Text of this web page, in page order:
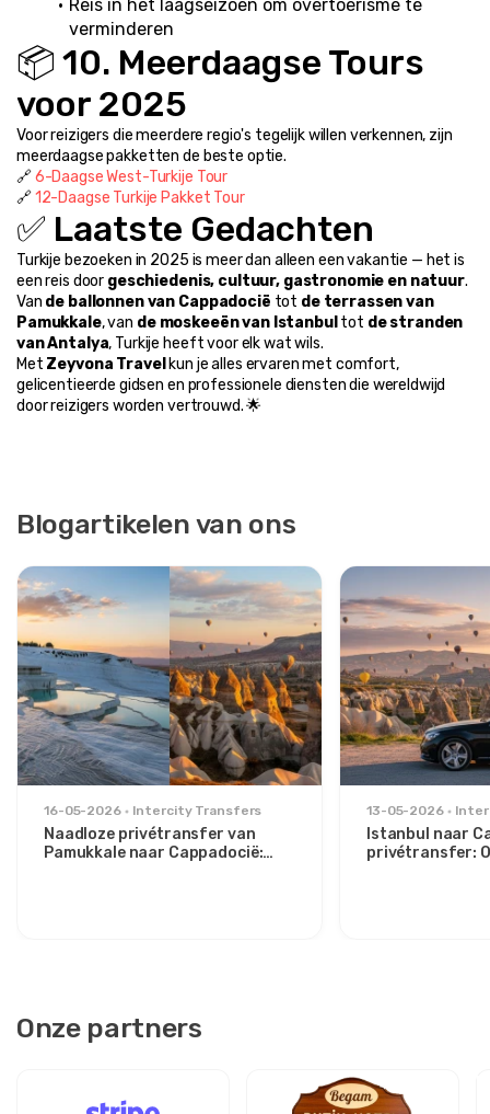
Reis in het laagseizoen om overtoerisme te
verminderen
📦 10. Meerdaagse Tours
voor 2025
Voor reizigers die meerdere regio's tegelijk willen verkennen, zijn
meerdaagse pakketten de beste optie.
🔗 6-Daagse West-Turkije Tour
🔗 12-Daagse Turkije Pakket Tour
✅ Laatste Gedachten
Turkije bezoeken in 2025 is meer dan alleen een vakantie — het is
een reis door geschiedenis, cultuur, gastronomie en natuur.
Van de ballonnen van Cappadocië tot de terrassen van
Pamukkale, van de moskeeën van Istanbul tot de stranden
van Antalya, Turkije heeft voor elk wat wils.
Met Zeyvona Travel kun je alles ervaren met comfort,
gelicentieerde gidsen en professionele diensten die wereldwijd
door reizigers worden vertrouwd. 🌟
Blogartikelen van ons
16-05-2026 Intercity Transfers
Naadloze privétransfer van
Pamukkale naar Cappadocië:
13-05-2026
Istanbul naar
privétransfer:
Onze partners